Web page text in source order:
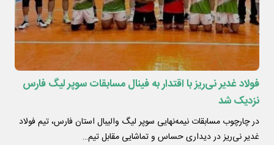
فولاد غدیر نی‌ریز با اقتدار به فینال مسابقات سوپر لیگ فارس
نزدیک شد
در چارچوب مسابقات نیمه‌نهایی سوپر لیگ والیبال استان فارس، تیم فولاد
غدیر نی‌ریز در دیداری حساس و تماشایی مقابل تیم…